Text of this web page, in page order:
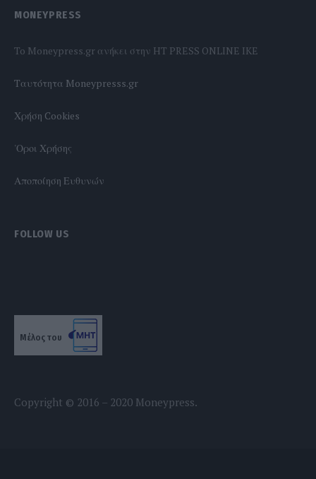
MONEYPRESS
To Moneypress.gr ανήκει στην HT PRESS ONLINE IKE
Tαυτότητα Moneypresss.gr
Χρήση Cookies
'Οροι Χρήσης
Αποποίηση Ευθυνών
FOLLOW US
Μέλος του
Copyright © 2016 – 2020 Moneypress.